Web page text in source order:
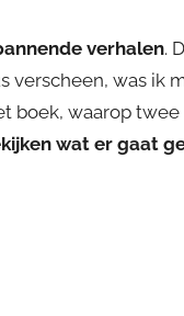
verhalen.
verscheen, was ik
boek, waarop
wat er gaat